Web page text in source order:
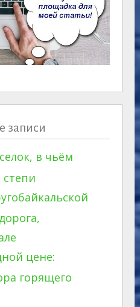
записи
в чьём
цене:
горящего